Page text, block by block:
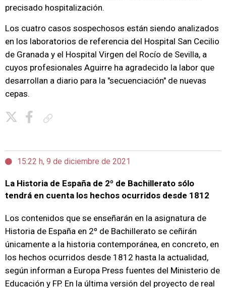
precisado hospitalización.
Los cuatro casos sospechosos están siendo analizados
en los laboratorios de referencia del Hospital San Cecilio
de Granada y el Hospital Virgen del Rocío de Sevilla, a
cuyos profesionales Aguirre ha agradecido la labor que
desarrollan a diario para la "secuenciación" de nuevas
cepas.
15:22 h, 9 de diciembre de 2021
La Historia de España de 2º de Bachillerato sólo
tendrá en cuenta los hechos ocurridos desde 1812
Los contenidos que se enseñarán en la asignatura de
Historia de España en 2º de Bachillerato se ceñirán
únicamente a la historia contemporánea, en concreto, en
los hechos ocurridos desde 1812 hasta la actualidad,
según informan a Europa Press fuentes del Ministerio de
Educación y FP. En la última versión del proyecto de real